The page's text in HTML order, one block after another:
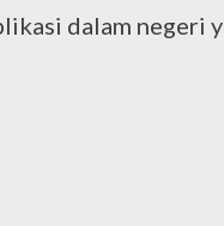
dalam negeri